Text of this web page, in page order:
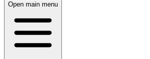
Open main menu